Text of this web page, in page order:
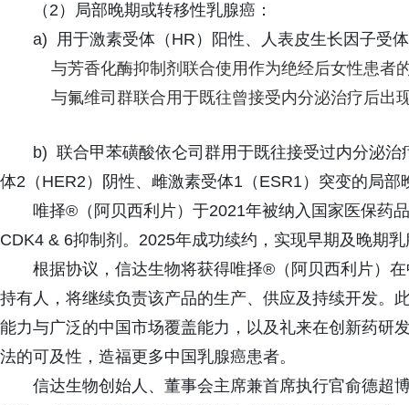
（2）局部晚期或转移性乳腺癌：
a) 用于激素受体（HR）阳性、人表皮生长因子受
与芳香化酶抑制剂联合使用作为绝经后女性患者
与氟维司群联合用于既往曾接受内分泌治疗后出
b) 联合甲苯磺酸依仑司群用于既往接受过内分泌
体2（HER2）阴性、雌激素受体1（ESR1）突变的局
唯择®（阿贝西利片）于2021年被纳入国家医保药
CDK4 & 6抑制剂。2025年成功续约，实现早期及晚期
根据协议，信达生物将获得唯择®（阿贝西利片）
持有人，将继续负责该产品的生产、供应及持续开发。
能力与广泛的中国市场覆盖能力，以及礼来在创新药研
法的可及性，造福更多中国乳腺癌患者。
信达生物创始人、董事会主席兼首席执行官俞德超